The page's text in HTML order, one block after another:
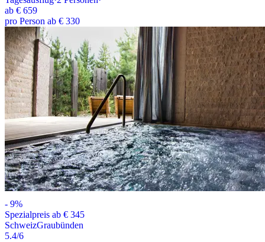
ab € 659
pro Person ab € 330
- 9%
Spezialpreis ab € 345
SchweizGraubünden
5.4/6